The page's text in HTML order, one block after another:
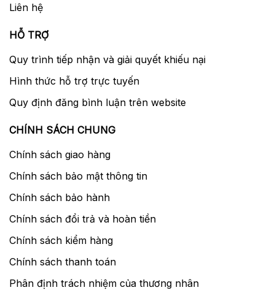
Liên hệ
HỖ TRỢ
Quy trình tiếp nhận và giải quyết khiếu nại
Hình thức hỗ trợ trực tuyến
Quy định đăng bình luận trên website
CHÍNH SÁCH CHUNG
Chính sách giao hàng
Chính sách bảo mật thông tin
Chính sách bảo hành
Chính sách đổi trả và hoàn tiền
Chính sách kiểm hàng
Chính sách thanh toán
Phân định trách nhiệm của thương nhân